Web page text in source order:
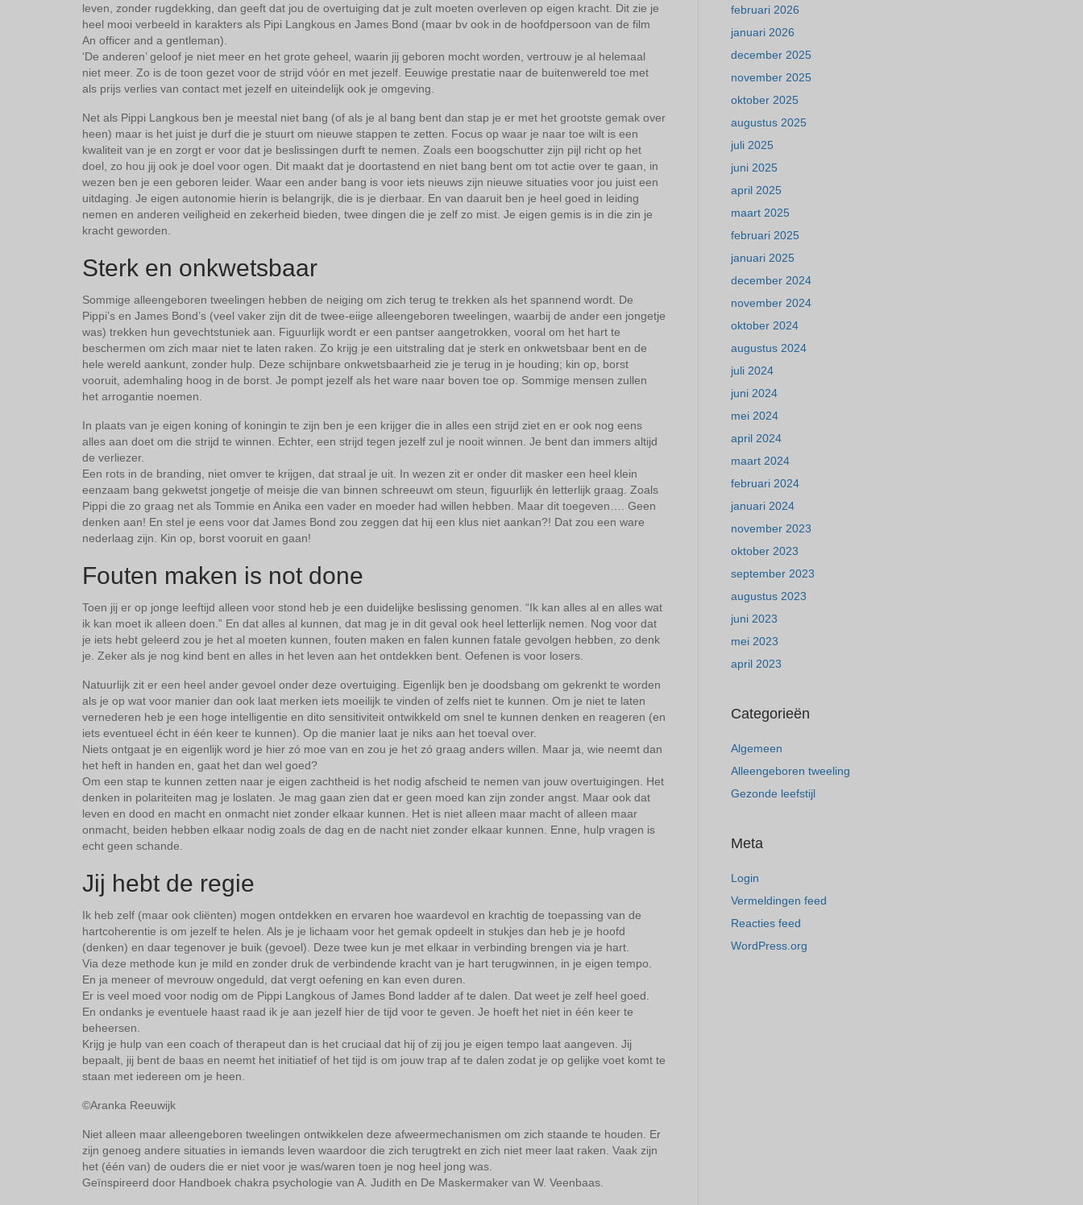
leven, zonder rugdekking, dan geeft dat jou de overtuiging dat je zult moeten overleven op eigen kracht. Dit zie je
heel mooi verbeeld in karakters als Pipi Langkous en James Bond (maar bv ook in de hoofdpersoon van de film
An officer and a gentleman).
‘De anderen’ geloof je niet meer en het grote geheel, waarin jij geboren mocht worden, vertrouw je al helemaal
niet meer. Zo is de toon gezet voor de strijd vóór en met jezelf. Eeuwige prestatie naar de buitenwereld toe met
als prijs verlies van contact met jezelf en uiteindelijk ook je omgeving.
Net als Pippi Langkous ben je meestal niet bang (of als je al bang bent dan stap je er met het grootste gemak over
heen) maar is het juist je durf die je stuurt om nieuwe stappen te zetten. Focus op waar je naar toe wilt is een
kwaliteit van je en zorgt er voor dat je beslissingen durft te nemen. Zoals een boogschutter zijn pijl richt op het
doel, zo hou jij ook je doel voor ogen. Dit maakt dat je doortastend en niet bang bent om tot actie over te gaan, in
wezen ben je een geboren leider. Waar een ander bang is voor iets nieuws zijn nieuwe situaties voor jou juist een
uitdaging. Je eigen autonomie hierin is belangrijk, die is je dierbaar. En van daaruit ben je heel goed in leiding
nemen en anderen veiligheid en zekerheid bieden, twee dingen die je zelf zo mist. Je eigen gemis is in die zin je
kracht geworden.
Sterk en onkwetsbaar
Sommige alleengeboren tweelingen hebben de neiging om zich terug te trekken als het spannend wordt. De
Pippi’s en James Bond’s (veel vaker zijn dit de twee-eiige alleengeboren tweelingen, waarbij de ander een jongetje
was) trekken hun gevechtstuniek aan. Figuurlijk wordt er een pantser aangetrokken, vooral om het hart te
beschermen om zich maar niet te laten raken. Zo krijg je een uitstraling dat je sterk en onkwetsbaar bent en de
hele wereld aankunt, zonder hulp. Deze schijnbare onkwetsbaarheid zie je terug in je houding; kin op, borst
vooruit, ademhaling hoog in de borst. Je pompt jezelf als het ware naar boven toe op. Sommige mensen zullen
het arrogantie noemen.
In plaats van je eigen koning of koningin te zijn ben je een krijger die in alles een strijd ziet en er ook nog eens
alles aan doet om die strijd te winnen. Echter, een strijd tegen jezelf zul je nooit winnen. Je bent dan immers altijd
de verliezer.
Een rots in de branding, niet omver te krijgen, dat straal je uit. In wezen zit er onder dit masker een heel klein
eenzaam bang gekwetst jongetje of meisje die van binnen schreeuwt om steun, figuurlijk én letterlijk graag. Zoals
Pippi die zo graag net als Tommie en Anika een vader en moeder had willen hebben. Maar dit toegeven…. Geen
denken aan! En stel je eens voor dat James Bond zou zeggen dat hij een klus niet aankan?! Dat zou een ware
nederlaag zijn. Kin op, borst vooruit en gaan!
Fouten maken is not done
Toen jij er op jonge leeftijd alleen voor stond heb je een duidelijke beslissing genomen. “Ik kan alles al en alles wat
ik kan moet ik alleen doen.” En dat alles al kunnen, dat mag je in dit geval ook heel letterlijk nemen. Nog voor dat
je iets hebt geleerd zou je het al moeten kunnen, fouten maken en falen kunnen fatale gevolgen hebben, zo denk
je. Zeker als je nog kind bent en alles in het leven aan het ontdekken bent. Oefenen is voor losers.
Natuurlijk zit er een heel ander gevoel onder deze overtuiging. Eigenlijk ben je doodsbang om gekrenkt te worden
als je op wat voor manier dan ook laat merken iets moeilijk te vinden of zelfs niet te kunnen. Om je niet te laten
vernederen heb je een hoge intelligentie en dito sensitiviteit ontwikkeld om snel te kunnen denken en reageren (en
iets eventueel écht in één keer te kunnen). Op die manier laat je niks aan het toeval over.
Niets ontgaat je en eigenlijk word je hier zó moe van en zou je het zó graag anders willen. Maar ja, wie neemt dan
het heft in handen en, gaat het dan wel goed?
Om een stap te kunnen zetten naar je eigen zachtheid is het nodig afscheid te nemen van jouw overtuigingen. Het
denken in polariteiten mag je loslaten. Je mag gaan zien dat er geen moed kan zijn zonder angst. Maar ook dat
leven en dood en macht en onmacht niet zonder elkaar kunnen. Het is niet alleen maar macht of alleen maar
onmacht, beiden hebben elkaar nodig zoals de dag en de nacht niet zonder elkaar kunnen. Enne, hulp vragen is
echt geen schande.
Jij hebt de regie
Ik heb zelf (maar ook cliënten) mogen ontdekken en ervaren hoe waardevol en krachtig de toepassing van de
hartcoherentie is om jezelf te helen. Als je je lichaam voor het gemak opdeelt in stukjes dan heb je je hoofd
(denken) en daar tegenover je buik (gevoel). Deze twee kun je met elkaar in verbinding brengen via je hart.
Via deze methode kun je mild en zonder druk de verbindende kracht van je hart terugwinnen, in je eigen tempo.
En ja meneer of mevrouw ongeduld, dat vergt oefening en kan even duren.
Er is veel moed voor nodig om de Pippi Langkous of James Bond ladder af te dalen. Dat weet je zelf heel goed.
En ondanks je eventuele haast raad ik je aan jezelf hier de tijd voor te geven. Je hoeft het niet in één keer te
beheersen.
Krijg je hulp van een coach of therapeut dan is het cruciaal dat hij of zij jou je eigen tempo laat aangeven. Jij
bepaalt, jij bent de baas en neemt het initiatief of het tijd is om jouw trap af te dalen zodat je op gelijke voet komt te
staan met iedereen om je heen.
©Aranka Reeuwijk
Niet alleen maar alleengeboren tweelingen ontwikkelen deze afweermechanismen om zich staande te houden. Er
zijn genoeg andere situaties in iemands leven waardoor die zich terugtrekt en zich niet meer laat raken. Vaak zijn
het (één van) de ouders die er niet voor je was/waren toen je nog heel jong was.
Geïnspireerd door Handboek chakra psychologie van A. Judith en De Maskermaker van W. Veenbaas.
februari 2026
januari 2026
december 2025
november 2025
oktober 2025
augustus 2025
juli 2025
juni 2025
april 2025
maart 2025
februari 2025
januari 2025
december 2024
november 2024
oktober 2024
augustus 2024
juli 2024
juni 2024
mei 2024
april 2024
maart 2024
februari 2024
januari 2024
november 2023
oktober 2023
september 2023
augustus 2023
juni 2023
mei 2023
april 2023
Categorieën
Algemeen
Alleengeboren tweeling
Gezonde leefstijl
Meta
Login
Vermeldingen feed
Reacties feed
WordPress.org